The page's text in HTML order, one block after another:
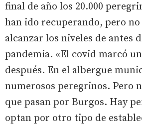
final de año los 20.000
han ido recuperando, pero no
alcanzar los niveles de antes
pandemia. «El covid marcó
después. En el albergue
numerosos peregrinos. Pero
que pasan por Burgos. Hay
optan por otro tipo de